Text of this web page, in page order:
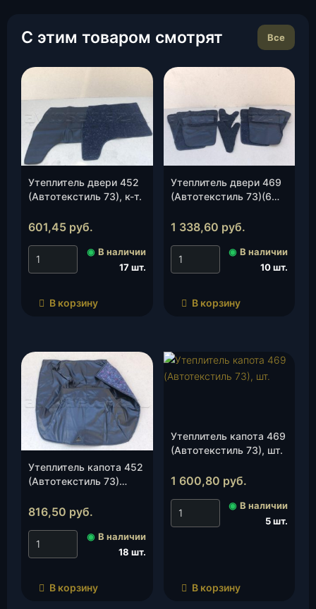
С этим товаром смотрят Все
Утеплитель двери 452
(Автотекстиль 73), к-т.
601,45 руб.
◉ В наличии
17 шт.
В корзину
Утеплитель двери 469
(Автотекстиль 73)(6
1 338,60 руб.
◉ В наличии
10 шт.
В корзину
Утеплитель капота 452
(Автотекстиль 73)
шт.
816,50 руб.
◉ В наличии
18 шт.
В корзину
Утеплитель капота 469
(Автотекстиль 73), шт.
1 600,80 руб.
◉ В наличии
5 шт.
В корзину